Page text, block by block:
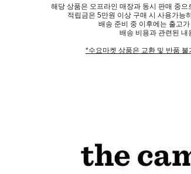
해당 상품은 오프라인 매장과 동시 판매 중으
적립금은 5만원 이상 구매 시 사용가능
배송 준비 중 이후에는 출고
배송 비용과 관련된 내
*수요마켓 상품은 교환 및 반품